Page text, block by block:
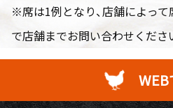
※席は1例となり、店舗によっ
で店舗までお問い合わせくださ